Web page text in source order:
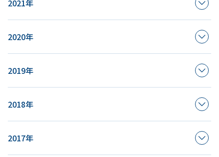
2021年
2020年
2019年
2018年
2017年